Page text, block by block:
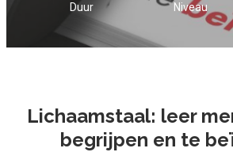
Duur Niveau
Lichaamstaal: leer
begrijpen en te